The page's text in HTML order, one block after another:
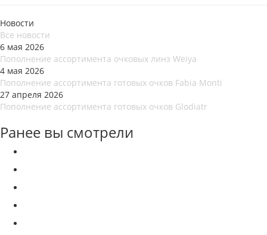
Новости
Все новости
6 мая 2026
Пополнение ассортимента очковых линз Weiya
4 мая 2026
Пополнение ассортимента готовых очков Fabia Monti
27 апреля 2026
Пополнение ассортимента готовых очков Glodiatr
Ранее вы смотрели